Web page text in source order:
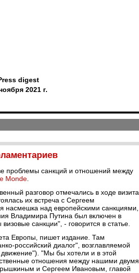
digest
2021 г.
проблемы санкций и отношений между
Monde
разговор отмечались в ходе визита
их встреча с Сергеем
над европейскими санкциями,
Владимира Путина был включен в
санкции", - говорится в статье.
Европы, пишет издание. Там
российский диалог", возглавляемой
"Мы бы хотели и в этой
отношения между нашими двумя
и Сергеем Ивановым, главой